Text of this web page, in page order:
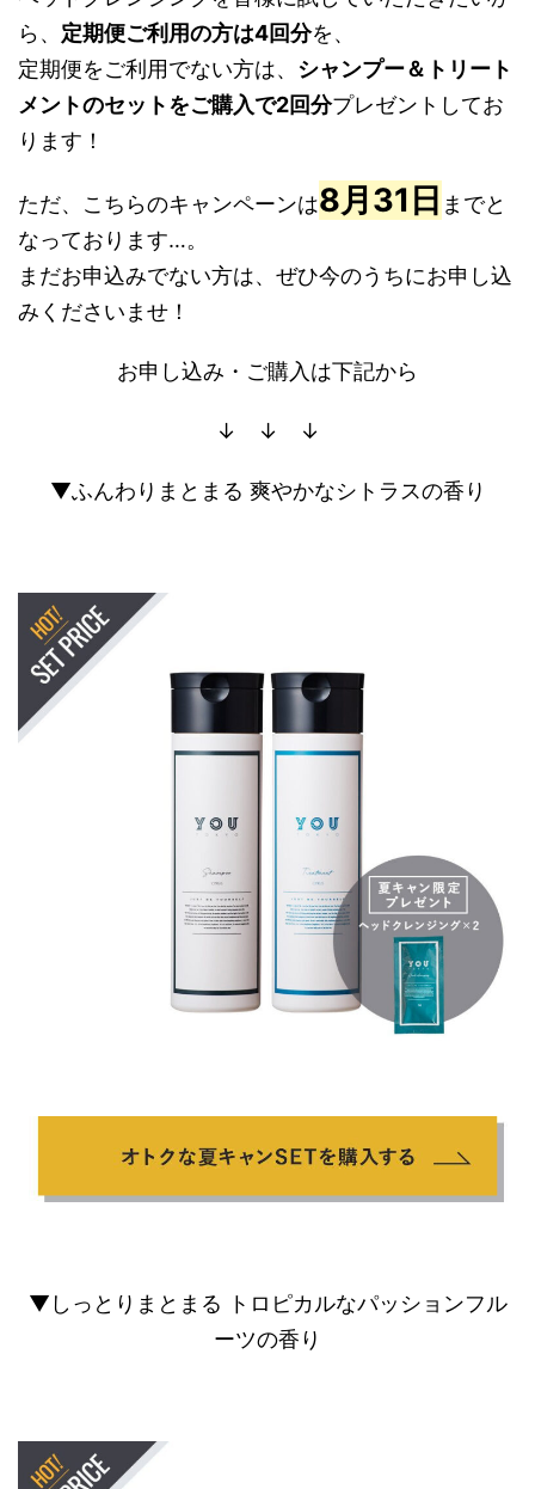
ら、 定期便ご利用の方は4回分を、
定期便をご利用でない方は、 シャンプー＆トリート
メントのセットをご購入で2回分プレゼントしてお
ります！
ただ、こちらのキャンペーンは8月31日 までと
なっております…。
まだお申込みでない方は、ぜひ今のうちにお申し込
みくださいませ！
お申し込み・ご購入は下記から
↓ ↓ ↓
▼ふんわりまとまる 爽やかなシトラスの香り
▼しっとりまとまる トロピカルなパッションフル
ーツの香り